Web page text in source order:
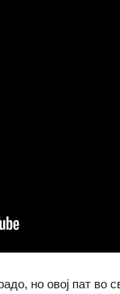
но овој пат во